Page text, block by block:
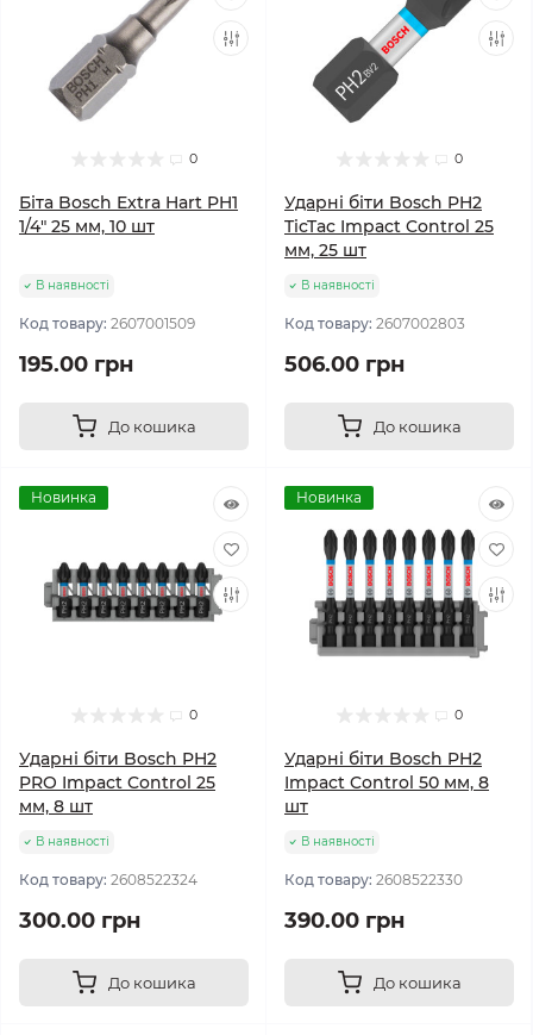
0
Біта Bosch Extra Hart PH1
1/4" 25 мм, 10 шт
В наявності
Код товару: 2607001509
195.00 грн
До кошика
0
Ударні біти Bosch PH2
TicTac Impact Control 25
мм, 25 шт
В наявності
Код товару: 2607002803
506.00 грн
До кошика
Новинка
0
Ударні біти Bosch PH2
PRO Impact Control 25
мм, 8 шт
В наявності
Код товару: 2608522324
300.00 грн
До кошика
Новинка
0
Ударні біти Bosch PH2
Impact Control 50 мм, 8
шт
В наявності
Код товару: 2608522330
390.00 грн
До кошика